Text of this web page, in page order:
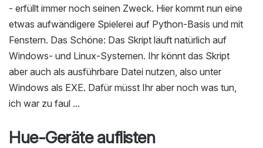
- erfüllt immer noch seinen Zweck. Hier kommt nun eine
etwas aufwändigere Spielerei auf Python-Basis und mit
Fenstern. Das Schöne: Das Skript läuft natürlich auf
Windows- und Linux-Systemen. Ihr könnt das Skript
aber auch als ausführbare Datei nutzen, also unter
Windows als EXE. Dafür müsst Ihr aber noch was tun,
ich war zu faul ...
Hue-Geräte auflisten